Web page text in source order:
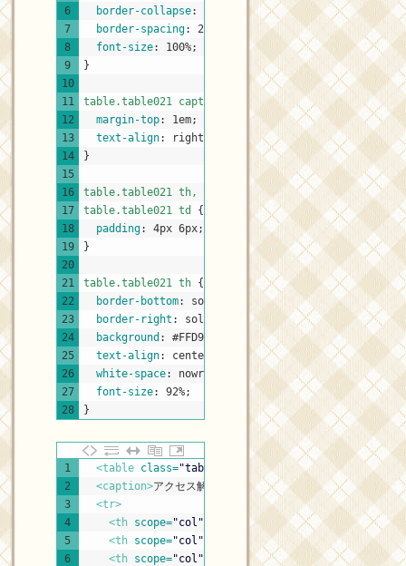
6
7
8
9
10
11
12
13
14
15
16
17
18
19
20
21
22
23
24
25
26
27
28
border-collapse:
;
border-spacing: 2px
font-size: 100%;
}
table.table021 caption
margin-top: 1em;
text-align: right
}
table.table021 th,
table.table021 td
{
padding: 4px 6px;
}
table.table021 th {
border-bottom: solid #B2B2B2
;
border-right : solid #B2B2B2;
background : #FFD9F3
text-align: center
white-space: nowrap
font-size: 92%;
}
XHTML
1
2
3
4
5
6
<table class="table021"
<caption>アクセス解析月ごとの集計
</caption>
<tr>
<th scope="col"
</th>
<th scope="col"
</th>
<th scope="col" ページビュー</th>